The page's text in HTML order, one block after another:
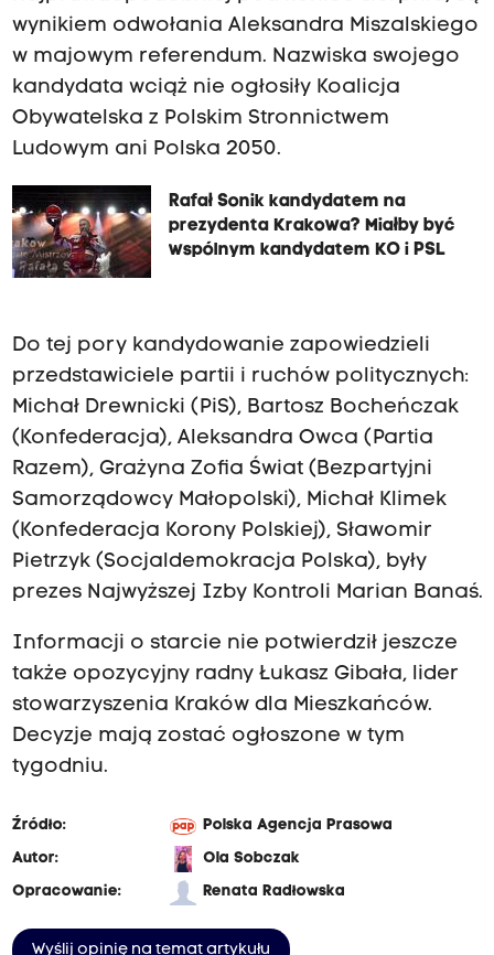
wynikiem odwołania Aleksandra Miszalskiego
w majowym referendum. Nazwiska swojego
kandydata wciąż nie ogłosiły Koalicja
Obywatelska z Polskim Stronnictwem
Ludowym ani Polska 2050.
Rafał Sonik kandydatem na
prezydenta Krakowa? Miałby być
wspólnym kandydatem KO i PSL
Do tej pory kandydowanie zapowiedzieli
przedstawiciele partii i ruchów politycznych:
Michał Drewnicki (PiS), Bartosz Bocheńczak
(Konfederacja), Aleksandra Owca (Partia
Razem), Grażyna Zofia Świat (Bezpartyjni
Samorządowcy Małopolski), Michał Klimek
(Konfederacja Korony Polskiej), Sławomir
Pietrzyk (Socjaldemokracja Polska), były
prezes Najwyższej Izby Kontroli Marian Banaś.
Informacji o starcie nie potwierdził jeszcze
także opozycyjny radny Łukasz Gibała, lider
stowarzyszenia Kraków dla Mieszkańców.
Decyzje mają zostać ogłoszone w tym
tygodniu.
Źródło:
Polska Agencja Prasowa
Autor:
Ola Sobczak
Opracowanie:
Renata Radłowska
Wyślij opinię na temat artykułu